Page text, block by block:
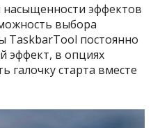
насыщенности эффектов
выбора
TaskbarTool постоянно
эффект, в опциях
галочку старта вместе